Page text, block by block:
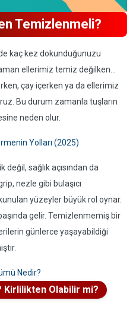
Temizlenmeli?
kaç kez dokunduğunuzu
ellerimiz temiz değilken...
çay içerken ya da ellerimiz
Bu durum zamanla tuşların
neden olur.
Yolları (2025)
sağlık açısından da
nezle gibi bulaşıcı
yüzeyler büyük rol oynar.
gelir. Temizlenmemiş bir
günlerce yaşayabildiği
Nedir?
Kirlilikten Olabilir mi?